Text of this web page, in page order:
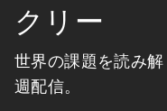
クリー
世界の課題を読み
週配信。